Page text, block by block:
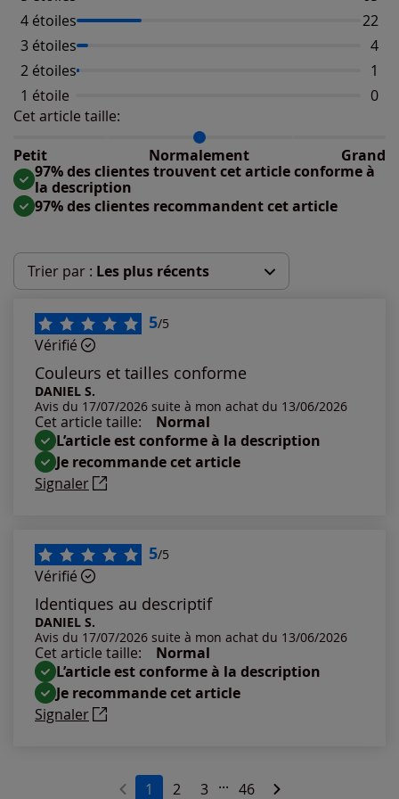
4 étoiles
22
3 étoiles
4
2 étoiles
1
1 étoile
0
Cet article taille:
Petit
Normalement Grand
Répartition du taillant selon les avis clients
Taille normalement : 98%
Taille grand : 0%
97% des clientes trouvent cet article conforme à
la description
97% des clientes recommandent cet article
Trier par : Les plus récents
Les plus récents
Les plus anciens
Notes les plus élevées
Notes les plus basses
5/5
Vérifié
Couleurs et tailles conforme
DANIEL S.
Avis du 17/07/2026 suite à mon achat du 13/06/2026
Cet article taille:
Normal
L’article est conforme à la description
Je recommande cet article
Signaler
5/5
Vérifié
Identiques au descriptif
DANIEL S.
Avis du 17/07/2026 suite à mon achat du 13/06/2026
Cet article taille:
Normal
L’article est conforme à la description
Je recommande cet article
Signaler
1 2 3 ... 46